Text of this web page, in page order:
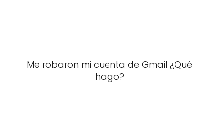
Me robaron mi cuenta de Gmail ¿Qué
hago?